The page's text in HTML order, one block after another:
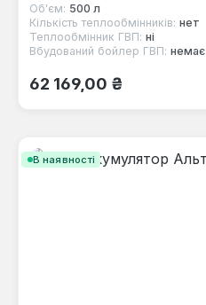
Об'єм: 500 л
Кількість теплообмінників: нет
Теплообмінник ГВП: ні
Вбудований бойлер ГВП: немає
Звичайна ціна:
62 169,00 ₴
В наявності